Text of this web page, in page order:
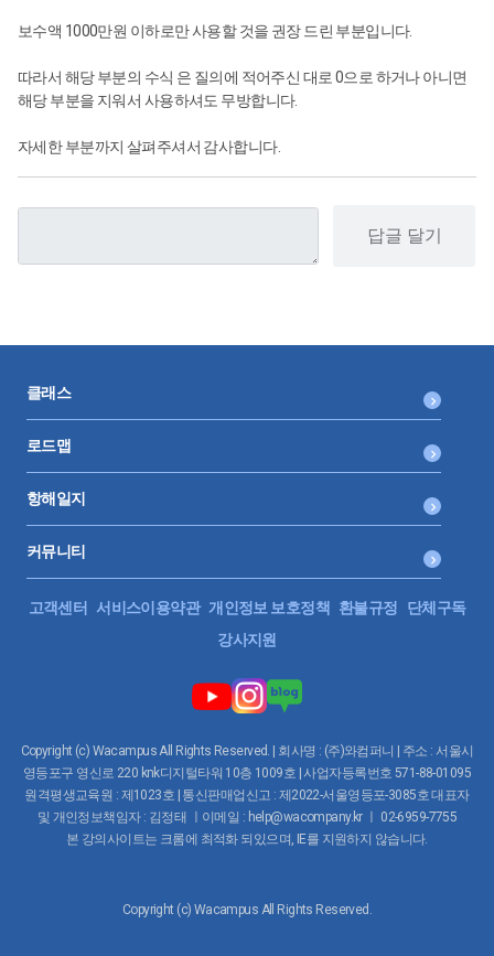
보수액 1000만원 이하로만 사용할 것을 권장 드린 부분입니다.
따라서 해당 부분의 수식 은 질의에 적어주신 대로 0으로 하거나 아니면
해당 부분을 지워서 사용하셔도 무방합니다.
자세한 부분까지 살펴주셔서 감사합니다.
답글 달기
클래스
로드맵
항해일지
커뮤니티
고객센터 서비스이용약관 개인정보 보호정책 환불규정
단체구독
강사지원
Copyright (c) Wacampus All Rights Reserved. | 회사명 : (주)와컴퍼니 | 주소 : 서울시
영등포구 영신로 220 knk디지털타워 10층 1009호 | 사업자등록번호 571-88-01095
원격평생교육원 : 제1023호 | 통신판매업신고 : 제2022-서울영등포-3085호 대표자
및 개인정보책임자 : 김정태 ㅣ이메일 : help@wacompany.kr ㅣ 02-6959-7755
본 강의사이트는 크롬에 최적화 되있으며, IE를 지원하지 않습니다.
Copyright (c) Wacampus All Rights Reserved.